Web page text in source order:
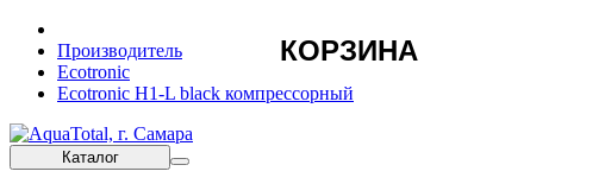
Производитель
Ecotronic
Ecotronic H1-L black компрессорный
Каталог
КОРЗИНА